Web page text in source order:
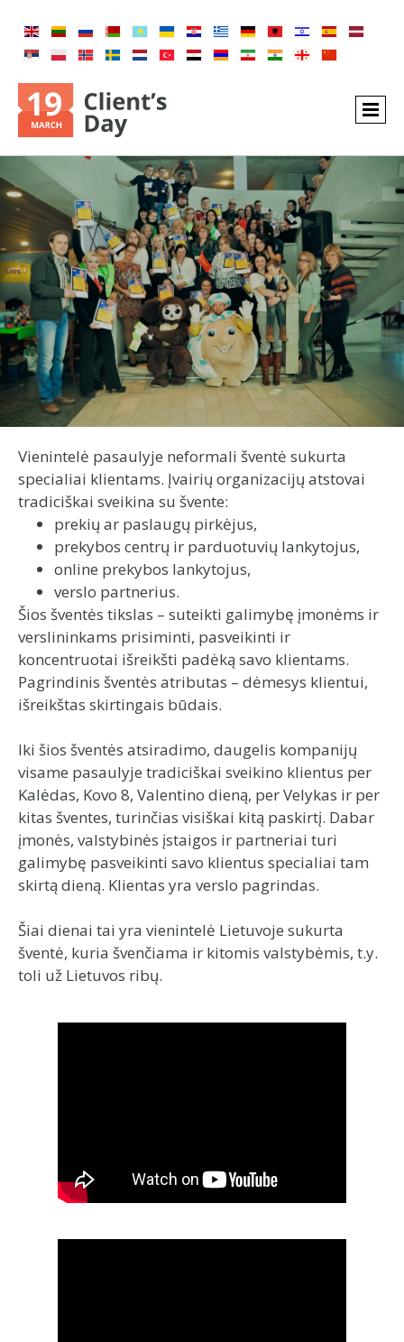
Vienintelė pasaulyje neformali šventė sukurta
specialiai klientams. Įvairių organizacijų atstovai
tradiciškai sveikina su švente:
prekių ar paslaugų pirkėjus,
prekybos centrų ir parduotuvių lankytojus,
online prekybos lankytojus,
verslo partnerius.
Šios šventės tikslas – suteikti galimybę įmonėms ir
verslininkams prisiminti, pasveikinti ir
koncentruotai išreikšti padėką savo klientams.
Pagrindinis šventės atributas – dėmesys klientui,
išreikštas skirtingais būdais.
Iki šios šventės atsiradimo, daugelis kompanijų
visame pasaulyje tradiciškai sveikino klientus per
Kalėdas, Kovo 8, Valentino dieną, per Velykas ir per
kitas šventes, turinčias visiškai kitą paskirtį. Dabar
įmonės, valstybinės įstaigos ir partneriai turi
galimybę pasveikinti savo klientus specialiai tam
skirtą dieną. Klientas yra verslo pagrindas.
Šiai dienai tai yra vienintelė Lietuvoje sukurta
šventė, kuria švenčiama ir kitomis valstybėmis, t.y.
toli už Lietuvos ribų.